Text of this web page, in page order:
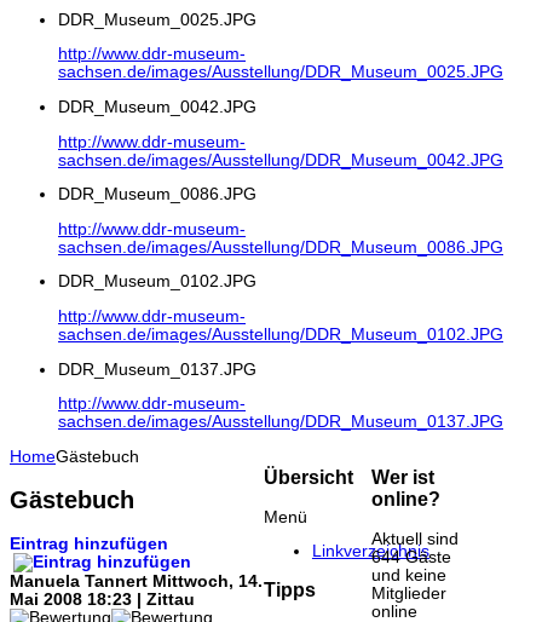
DDR_Museum_0025.JPG
http://www.ddr-museum-
sachsen.de/images/Ausstellung/DDR_Museum_0025.JPG
DDR_Museum_0042.JPG
http://www.ddr-museum-
sachsen.de/images/Ausstellung/DDR_Museum_0042.JPG
DDR_Museum_0086.JPG
http://www.ddr-museum-
sachsen.de/images/Ausstellung/DDR_Museum_0086.JPG
DDR_Museum_0102.JPG
http://www.ddr-museum-
sachsen.de/images/Ausstellung/DDR_Museum_0102.JPG
DDR_Museum_0137.JPG
http://www.ddr-museum-
sachsen.de/images/Ausstellung/DDR_Museum_0137.JPG
HomeGästebuch
Gästebuch
Eintrag hinzufügen
Manuela Tannert Mittwoch, 14.
Mai 2008 18:23 | Zittau
Übersicht
Menü
Linkverzeichnis
Tipps
Wer ist
online?
Aktuell sind
644 Gäste
und keine
Mitglieder
online